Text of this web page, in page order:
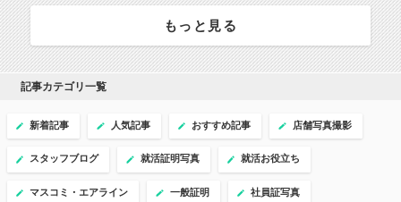
もっと見る
記事カテゴリ一覧
新着記事 人気記事 おすすめ記事 店舗写真撮影
スタッフブログ 就活証明写真 就活お役立ち
マスコミ・エアライン 一般証明 社員証写真